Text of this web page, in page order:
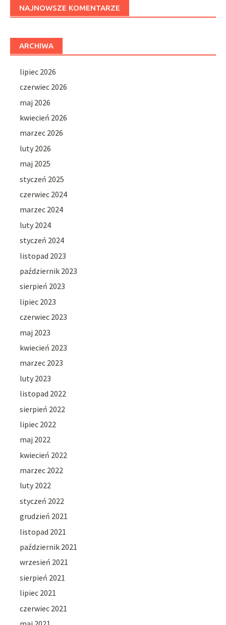
NAJNOWSZE KOMENTARZE
ARCHIWA
lipiec 2026
czerwiec 2026
maj 2026
kwiecień 2026
marzec 2026
luty 2026
maj 2025
styczeń 2025
czerwiec 2024
marzec 2024
luty 2024
styczeń 2024
listopad 2023
październik 2023
sierpień 2023
lipiec 2023
czerwiec 2023
maj 2023
kwiecień 2023
marzec 2023
luty 2023
listopad 2022
sierpień 2022
lipiec 2022
maj 2022
kwiecień 2022
marzec 2022
luty 2022
styczeń 2022
grudzień 2021
listopad 2021
październik 2021
wrzesień 2021
sierpień 2021
lipiec 2021
czerwiec 2021